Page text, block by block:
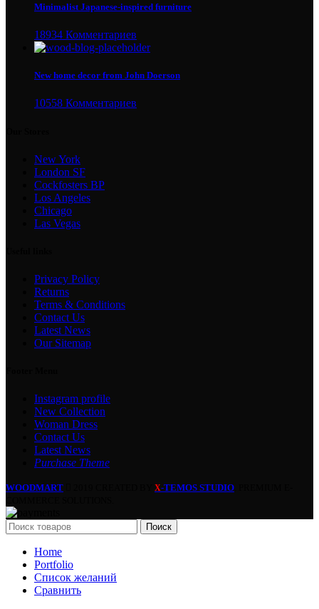
Minimalist Japanese-inspired furniture
18934 Комментариев
New home decor from John Doerson
10558 Комментариев
New York
London SF
Cockfosters BP
Los Angeles
Chicago
Las Vegas
Privacy Policy
Returns
Terms & Conditions
Contact Us
Latest News
Our Sitemap
Instagram profile
New Collection
Woman Dress
Contact Us
Latest News
Purchase Theme
WOODMART X-TEMOS STUDIO
Поиск
Home
Portfolio
Список желаний
Сравнить